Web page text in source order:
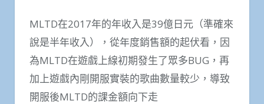
MLTD在2017年的年收入是39億日元（準確來
說是半年收入），從年度銷售額的起伏看，因
為MLTD在遊戲上線初期發生了眾多BUG，再
加上遊戲內剛開服實裝的歌曲數量較少，導致
開服後MLTD的課金額向下走